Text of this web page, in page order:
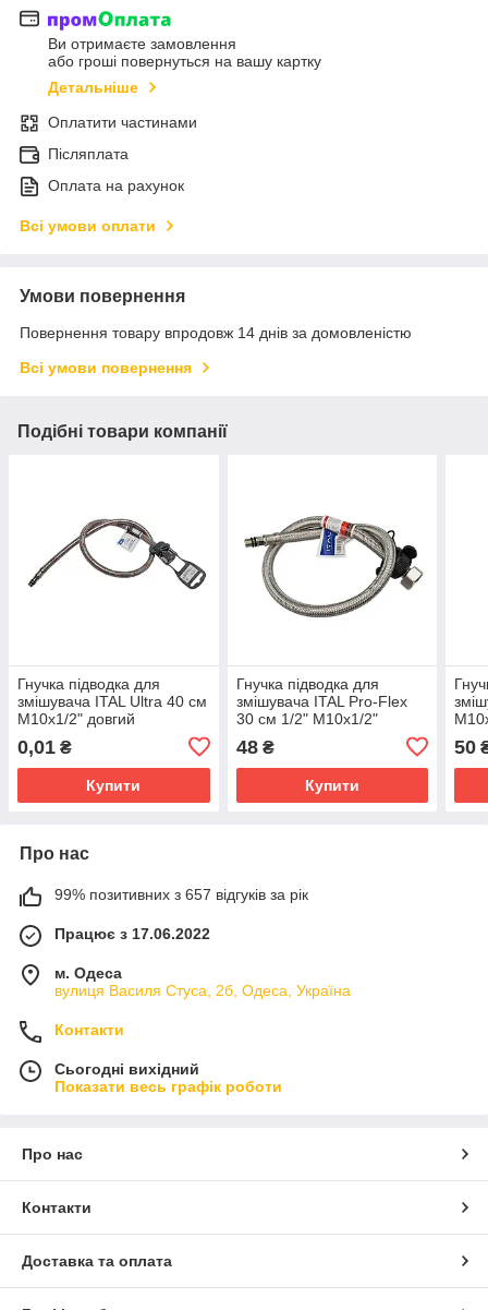
Ви отримаєте замовлення
або гроші повернуться на вашу картку
Детальніше
Оплатити частинами
Післяплата
Оплата на рахунок
Всі умови оплати
Умови повернення
Повернення товару впродовж 14 днів за домовленістю
Всі умови повернення
Подібні товари компанії
Гнучка підводка для
змішувача ITAL Ultra 40 см
M10x1/2" довгий
0,01 ₴
Купити
Гнучка підводка для
змішувача ITAL Pro-Flex
30 см 1/2" M10x1/2"
48₴
Купити
50
Про нас
99% позитивних з 657 відгуків за рік
Працює з 17.06.2022
м. Одеса
вулиця Василя Стуса, 2б, Одеса, Україна
Контакти
Сьогодні вихідний
Показати весь графік роботи
Про нас
Контакти
Доставка та оплата